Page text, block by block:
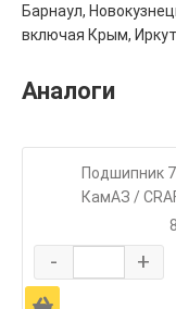
Барнаул,
включая Крым,
Аналоги
Подшипник
КамАЗ /
- +